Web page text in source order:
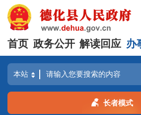
首页 政务公开 解读回应 办
长者模式